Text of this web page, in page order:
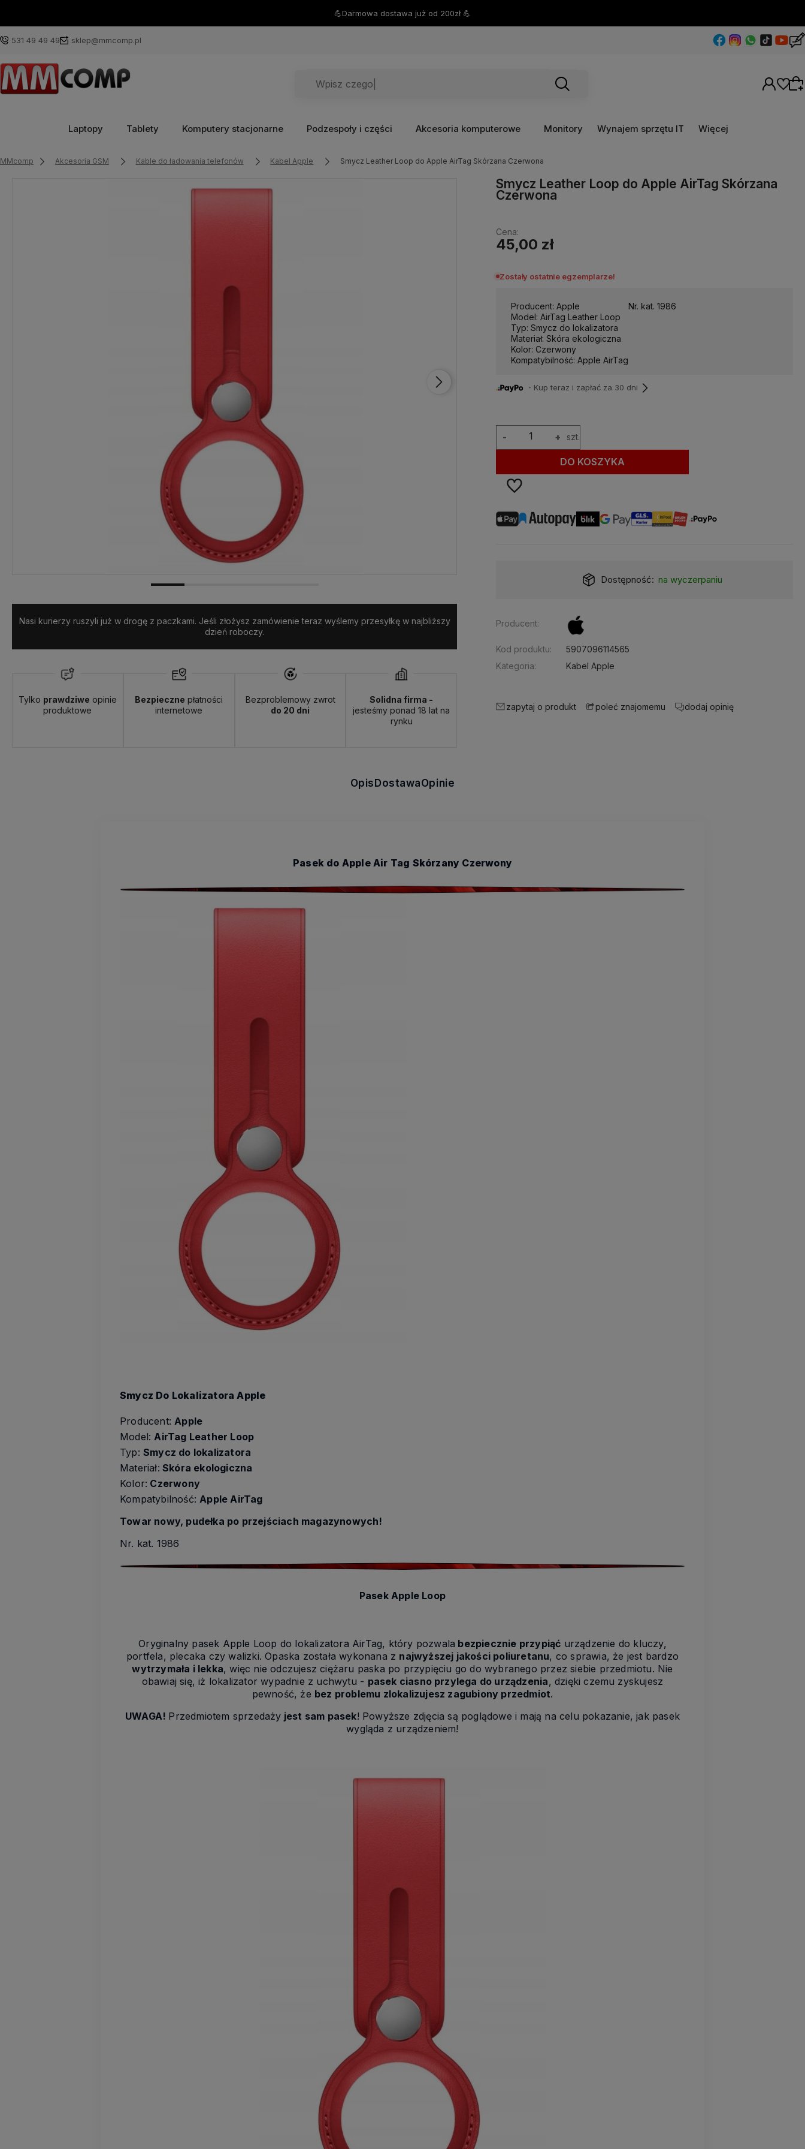
💪Darmowa dostawa już od 200zł 💪
531 49 49 49 sklep@mmcomp.pl
Wybierz coś dla siebie z naszej aktualnej
oferty lub zaloguj się, aby przywrócić dodane
Laptopy Tablety Komputery stacjonarne Podzespoły i części Akcesoria komputerowe Monitory Wynajem sprzętu IT Więcej
MMcomp Akcesoria GSM Kable do ładowania telefonów Kabel Apple Smycz Leather Loop do Apple AirTag Skórzana Czerwona
Nasi kurierzy ruszyli już w drogę z paczkami. Jeśli złożysz zamówienie teraz wyślemy przesyłkę w najbliższy
dzień roboczy.
Tylko prawdziwe opinie
produktowe
Bezpieczne płatności
internetowe
Bezproblemowy zwrot
do 20 dni
Solidna firma -
jesteśmy ponad 18 lat na
rynku
Smycz Leather Loop do Apple AirTag Skórzana
Czerwona
Cena:
45,00 zł
Zostały ostatnie egzemplarze!
Producent: Apple
Model: AirTag Leather Loop
Typ: Smycz do lokalizatora
Materiał: Skóra ekologiczna
Kolor: Czerwony
Kompatybilność: Apple AirTag
Nr. kat. 1986
・Kup teraz i zapłać za 30 dni
+
- szt.
DO KOSZYKA
Dostępność: na wyczerpaniu
Producent:
Kod produktu:
5907096114565
Kategoria:
Kabel Apple
zapytaj o produkt poleć znajomemu dodaj opinię
OpisDostawaOpinie
Pasek do Apple Air Tag Skórzany Czerwony
Smycz Do Lokalizatora Apple
Producent: Apple
Model: AirTag Leather Loop
Typ: Smycz do lokalizatora
Materiał: Skóra ekologiczna
Kolor: Czerwony
Kompatybilność: Apple AirTag
Towar nowy, pudełka po przejściach magazynowych!
Nr. kat. 1986
Pasek Apple Loop
Oryginalny pasek Apple Loop do lokalizatora AirTag, który pozwala bezpiecznie przypiąć urządzenie do kluczy,
portfela, plecaka czy walizki. Opaska została wykonana z najwyższej jakości poliuretanu, co sprawia, że jest bardzo
wytrzymała i lekka, więc nie odczujesz ciężaru paska po przypięciu go do wybranego przez siebie przedmiotu. Nie
obawiaj się, iż lokalizator wypadnie z uchwytu - pasek ciasno przylega do urządzenia, dzięki czemu zyskujesz
pewność, że bez problemu zlokalizujesz zagubiony przedmiot.
UWAGA! Przedmiotem sprzedaży jest sam pasek! Powyższe zdjęcia są poglądowe i mają na celu pokazanie, jak pasek
wygląda z urządzeniem!